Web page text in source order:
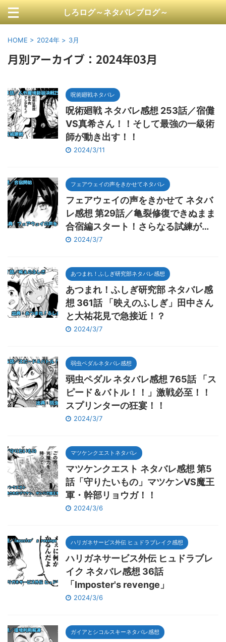
しろログ～ネタバレブログ～
HOME > 2024年 > 3月
月別アーカイブ：2024年03月
呪術廻戦ネタバレ
呪術廻戦 ネタバレ感想 253話／宿儺
VS真希さん！！そして最強の一級術
師が動き出す！！
2024/3/11
フェアウェイの声をきかせてネタバレ
フェアウェイの声をきかせて ネタバ
レ感想 第29話／亀裂修復できぬまま
合宿編スタート！さらなる試練が…
2024/3/7
あつまれ！ふしぎ研究部ネタバレ感想
あつまれ！ふしぎ研究部 ネタバレ感
想 361話 「映えのふしぎ」田中さん
と大祐花見で急接近！？
2024/3/7
弱虫ペダルネタバレ感想
弱虫ペダル ネタバレ感想 765話 「ス
ピード＆バトル！！」激戦必至！！
スプリンターの狂宴！！
2024/3/7
マツケンクエストネタバレ
マツケンクエスト ネタバレ感想 第5
話「守りたいもの」マツケンVS魔王
軍・幹部リョウガ！！
2024/3/6
ハリガネサービス外伝 ヒュドラブレイク感想
ハリガネサービス外伝 ヒュドラブレ
イク ネタバレ感想 36話
「Imposter's revenge」
2024/3/6
ガイアとシコルスキーネタバレ感想